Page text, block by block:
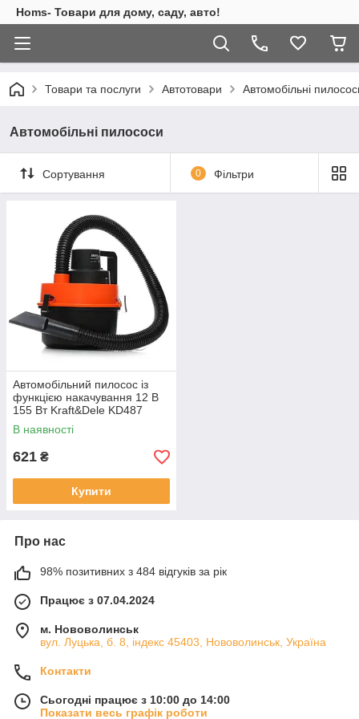
Homs- Товари для дому, саду, авто!
Товари та послуги Автотовари Автомобільні
Автомобільні пилососи
Сортування 0 Фільтри
Автомобільний пилосос із
функцією накачування 12 В
155 Вт Kraft&Dele KD487
В наявності
621 ₴
Купити
Про нас
98% позитивних з 484 відгуків за рік
Працює з 07.04.2024
м. Нововолинськ
вул. Луцька, б. 8, індекс 45403, Нововолинськ, Україна
Контакти
Сьогодні працює з 10:00 до 14:00
Показати весь графік роботи